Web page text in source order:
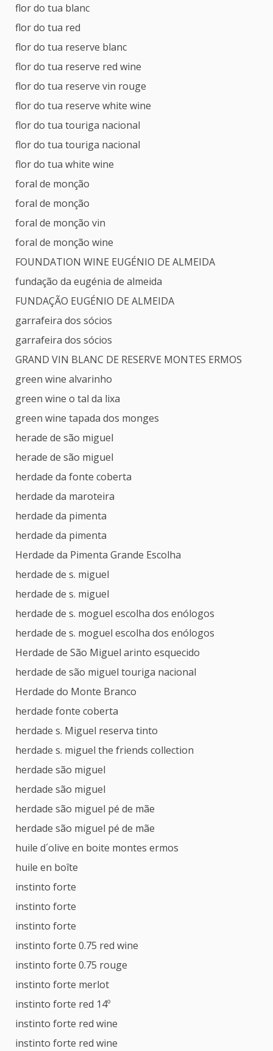
flor do tua blanc
flor do tua red
flor do tua reserve blanc
flor do tua reserve red wine
flor do tua reserve vin rouge
flor do tua reserve white wine
flor do tua touriga nacional
flor do tua touriga nacional
flor do tua white wine
foral de monção
foral de monção
foral de monção vin
foral de monção wine
FOUNDATION WINE EUGÉNIO DE ALMEIDA
fundação da eugénia de almeida
FUNDAÇÃO EUGÉNIO DE ALMEIDA
garrafeira dos sócios
garrafeira dos sócios
GRAND VIN BLANC DE RESERVE MONTES ERMOS
green wine alvarinho
green wine o tal da lixa
green wine tapada dos monges
herade de são miguel
herade de são miguel
herdade da fonte coberta
herdade da maroteira
herdade da pimenta
herdade da pimenta
Herdade da Pimenta Grande Escolha
herdade de s. miguel
herdade de s. miguel
herdade de s. moguel escolha dos enólogos
herdade de s. moguel escolha dos enólogos
Herdade de São Miguel arinto esquecido
herdade de são miguel touriga nacional
Herdade do Monte Branco
herdade fonte coberta
herdade s. Miguel reserva tinto
herdade s. miguel the friends collection
herdade são miguel
herdade são miguel
herdade são miguel pé de mãe
herdade são miguel pé de mãe
huile d´olive en boite montes ermos
huile en boîte
instinto forte
instinto forte
instinto forte
instinto forte 0.75 red wine
instinto forte 0.75 rouge
instinto forte merlot
instinto forte red 14º
instinto forte red wine
instinto forte red wine